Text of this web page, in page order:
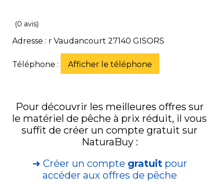
(0 avis)
Adresse : r Vaudancourt 27140 GISORS
Téléphone : Afficher le téléphone
Pour découvrir les meilleures offres sur
le matériel de pêche à prix réduit, il vous
suffit de créer un compte gratuit sur
NaturaBuy :
➜ Créer un compte gratuitpour
accéder aux offres de pêche